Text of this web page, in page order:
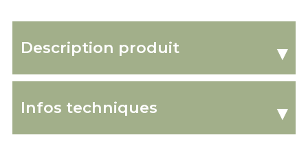
Description produit ▾
Infos techniques ▾